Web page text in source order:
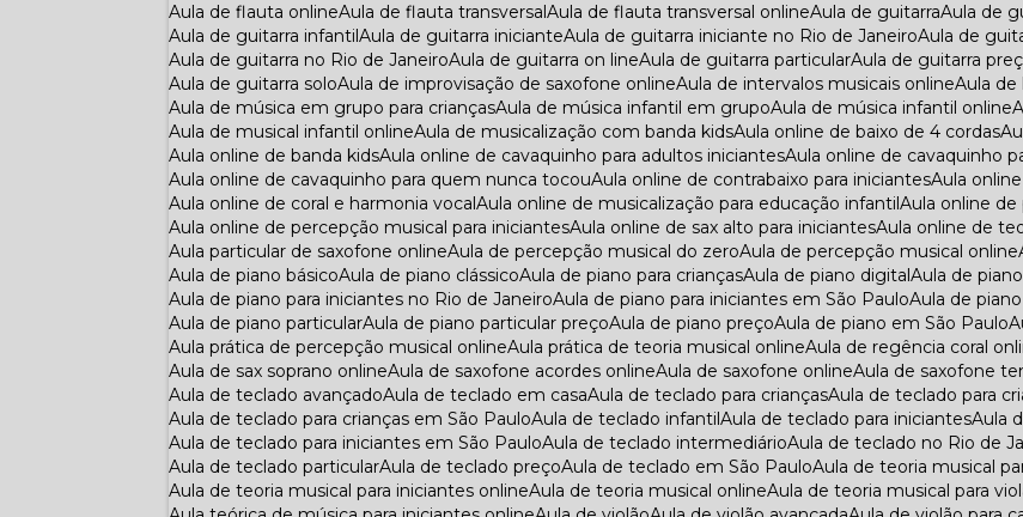
Aula de flauta online
Aula de flauta transversal Aula de flauta transversal online Aula de guitarra Aula de
Aula de guitarra infantil
Aula de guitarra iniciante Aula de guitarra iniciante no Rio de Janeiro
Aula de
Aula de guitarra no Rio de Janeiro
Aula de guitarra on line Aula de guitarra particular Aula de guitarra
Aula de guitarra solo
Aula de improvisação de saxofone online Aula de intervalos musicais online
Aula
Aula de música em grupo para crianças
Aula de música infantil em grupo Aula de música infantil online
Aula de musical infantil online
Aula de musicalização com banda kids Aula online de baixo de 4 cordas
Aula online de banda kids
Aula online de cavaquinho para adultos iniciantes
Aula online de cavaquinho
Aula online de cavaquinho para quem nunca tocou
Aula online de contrabaixo para iniciantes
Aula
Aula online de coral e harmonia vocal
Aula online de musicalização para educação infantil
Aula online
Aula online de percepção musical para iniciantes
Aula online de sax alto para iniciantes
Aula online de
Aula particular de saxofone online
Aula de percepção musical do zero Aula de percepção musical online
Aula de piano básico
Aula de piano clássico Aula de piano para crianças Aula de piano digital Aula de
Aula de piano para iniciantes no Rio de Janeiro
Aula de piano para iniciantes em São Paulo Aula de
Aula de piano particular
Aula de piano particular preço Aula de piano preço Aula de piano em São Paulo
Aula prática de percepção musical online
Aula prática de teoria musical online Aula de regência coral
Aula de sax soprano online
Aula de saxofone acordes online Aula de saxofone online Aula de saxofone
Aula de teclado avançado
Aula de teclado em casa Aula de teclado para crianças
Aula de teclado para
Aula de teclado para crianças em São Paulo
Aula de teclado infantil Aula de teclado para iniciantes
Aula de teclado para iniciantes em São Paulo
Aula de teclado intermediário Aula de teclado no Rio de
Aula de teclado particular
Aula de teclado preço Aula de teclado em São Paulo
Aula de teoria musical
Aula de teoria musical para iniciantes online
Aula de teoria musical online
Aula de teoria musical para